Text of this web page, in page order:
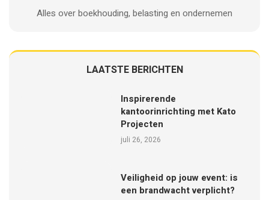
Alles over boekhouding, belasting en ondernemen
LAATSTE BERICHTEN
Inspirerende
kantoorinrichting met Kato
Projecten
juli 26, 2026
Veiligheid op jouw event: is
een brandwacht verplicht?